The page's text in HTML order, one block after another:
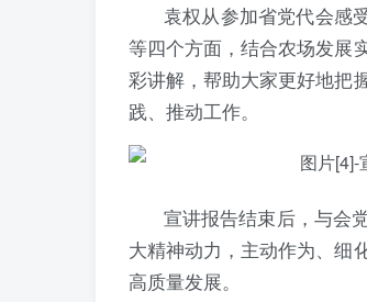
袁权从参加省党代会感
等四个方面，结合农场发展
彩讲解，帮助大家更好地把
践、推动工作。
宣讲报告结束后，与会
大精神动力，主动作为、细
高质量发展。